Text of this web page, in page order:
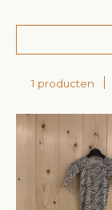
1 producten